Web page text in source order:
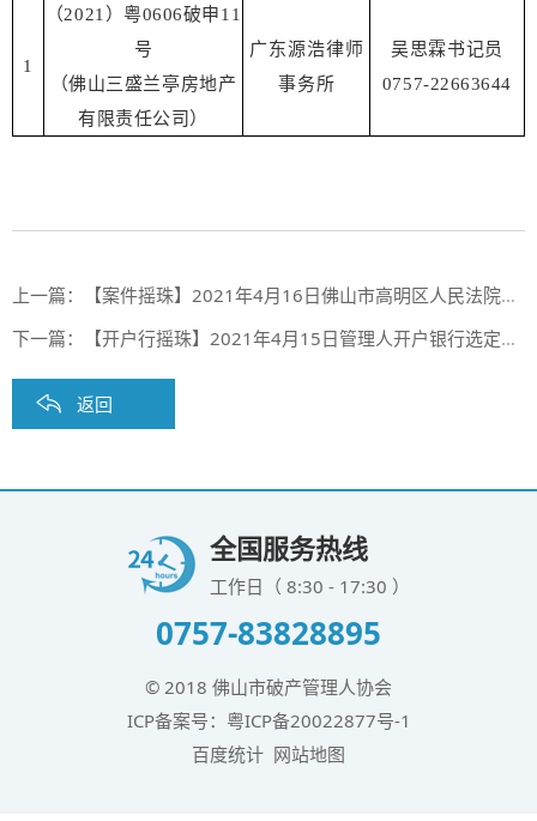
1
（2021）粤0606破申11
号
（佛山三盛兰亭房地产
有限责任公司）
广东源浩律师
事务所
吴思霖书记员
0757-22663644
上一篇：
【案件摇珠】2021年4月16日佛山市高明区人民法院案件摇珠结果公布
下一篇：
【开户行摇珠】2021年4月15日管理人开户银行选定摇珠结果（第四期）
返回
全国服务热线
工作日（ 8:30 - 17:30 ）
0757-83828895
© 2018 佛山市破产管理人协会
ICP备案号： 粤ICP备20022877号-1
百度统计 网站地图